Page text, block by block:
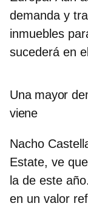
demanda y
inmuebles
sucederá en
Una mayor
viene
Nacho
Estate, ve
la de este
en un valor